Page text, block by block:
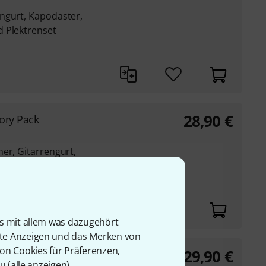
mit allem was dazugehört
Anzeigen und das Merken von
Cookies für Präferenzen,
Kapodaster,
Plektrenset
Pack
Gitarrengurt,
28,90 €
Pack 29,90 €